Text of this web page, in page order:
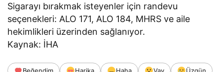
Sigarayı bırakmak isteyenler için randevu
seçenekleri: ALO 171, ALO 184, MHRS ve aile
hekimlikleri üzerinden sağlanıyor.
Kaynak: İHA
Beğendim Harika Haha Vay
Üzgün